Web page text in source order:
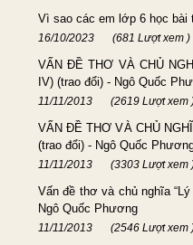
Vì sao các em lớp 6 học
16/10/2023 (681 Lượt xem )
VẤN ĐỀ THƠ VÀ CHỦ
IV) (trao đổi) - Ngô Quốc
11/11/2013 (2619 Lượt xem
VẤN ĐỀ THƠ VÀ CHỦ
(trao đổi) - Ngô Quốc
11/11/2013 (3303 Lượt xem
Vấn đề thơ và chủ nghĩa
Ngô Quốc Phương
11/11/2013 (2546 Lượt xem